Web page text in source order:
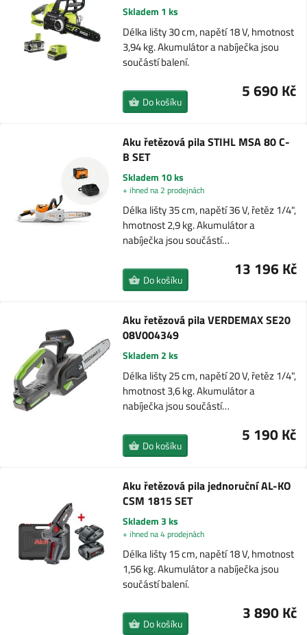
Skladem 1 ks
Délka lišty 30 cm, napětí 18 V, hmotnost
3,94 kg. Akumulátor a nabíječka jsou
součástí balení.
5 690 Kč
Do košíku
Aku řetězová pila STIHL MSA 80 C-
B SET
Skladem 10 ks
+ ihned na 2 prodejnách
Délka lišty 35 cm, napětí 36 V, řetěz 1/4",
hmotnost 2,9 kg. Akumulátor a
nabíječka jsou součástí…
13 196 Kč
Do košíku
Aku řetězová pila VERDEMAX SE20
08V004349
Skladem 2 ks
Délka lišty 25 cm, napětí 20 V, řetěz 1/4",
hmotnost 3,6 kg. Akumulátor a
nabíječka jsou součástí…
5 190 Kč
Do košíku
Aku řetězová pila jednoruční AL-KO
CSM 1815 SET
Skladem 3 ks
+ ihned na 4 prodejnách
Délka lišty 15 cm, napětí 18 V, hmotnost
1,56 kg. Akumulátor a nabíječka jsou
součástí balení.
3 890 Kč
Do košíku